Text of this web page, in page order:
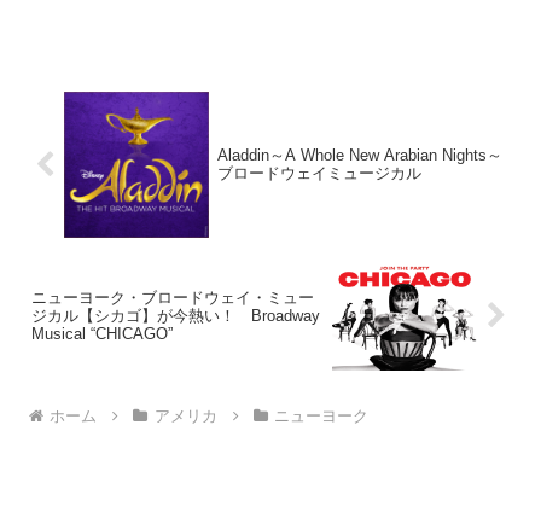
Aladdin～A Whole New Arabian Nights～
ブロードウェイミュージカル
ニューヨーク・ブロードウェイ・ミュー
ジカル【シカゴ】が今熱い！ Broadway
Musical “CHICAGO”
ホーム アメリカ ニューヨーク